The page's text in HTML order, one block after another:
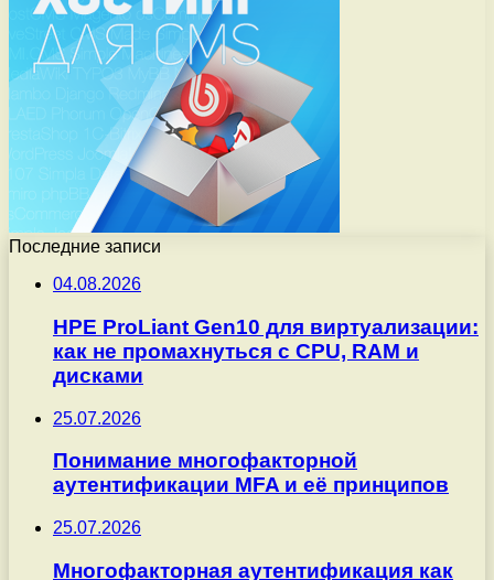
Последние записи
04.08.2026
HPE ProLiant Gen10 для виртуализации:
как не промахнуться с CPU, RAM и
дисками
25.07.2026
Понимание многофакторной
аутентификации MFA и её принципов
25.07.2026
Многофакторная аутентификация как